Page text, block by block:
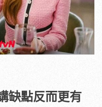
缺點反而更有